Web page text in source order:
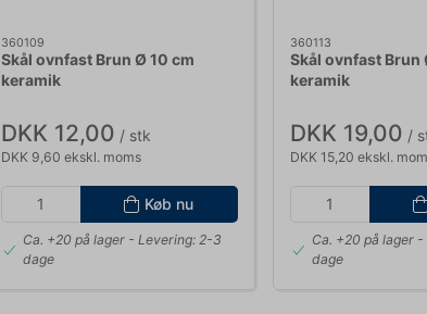
360109
Skål ovnfast Brun Ø 10 cm
keramik
DKK 12,00 / stk
DKK 9,60 ekskl. moms
Køb nu
Ca. +20 på lager- Levering: 2-3
dage
360113
Skål ovnfast Brun
keramik
DKK 19,00 /
DKK 15,20 ekskl.
Ca. +20 på lager-
dage